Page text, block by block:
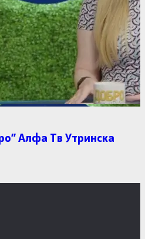
Алфa Тв Утринска